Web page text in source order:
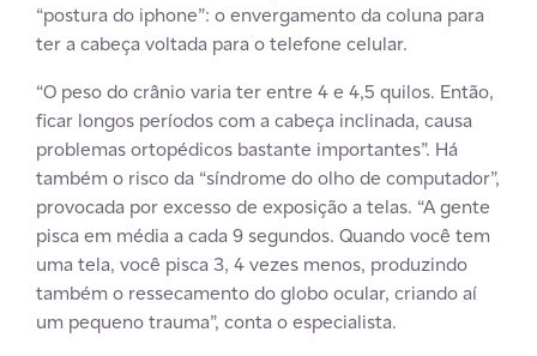
“postura do iphone”: o envergamento da coluna para
ter a cabeça voltada para o telefone celular.
“O peso do crânio varia ter entre 4 e 4,5 quilos. Então,
ficar longos períodos com a cabeça inclinada, causa
problemas ortopédicos bastante importantes”. Há
também o risco da “síndrome do olho de computador”,
provocada por excesso de exposição a telas. “A gente
pisca em média a cada 9 segundos. Quando você tem
uma tela, você pisca 3, 4 vezes menos, produzindo
também o ressecamento do globo ocular, criando aí
um pequeno trauma”, conta o especialista.